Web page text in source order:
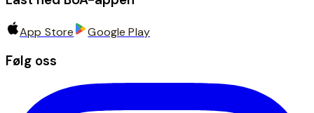
App Store Google Play
Følg oss